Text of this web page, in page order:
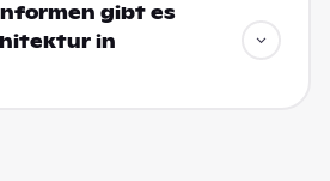
gibt es
in